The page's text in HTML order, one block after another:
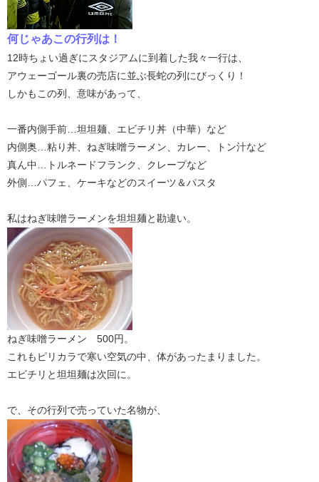
何じゃあこの行列は！
12時ちょい過ぎにスタジアムに到着した我々一行は、
アウェーゴール裏の売店に並ぶ長蛇の列にびっくり！
しかもこの列、意味があって、
一番内側手前…坦坦麺、エビチリ丼（中華）など
内側奥…粘り丼、ねぎ味噌ラーメン、カレー、トン汁など
真ん中…トルネードフランク、クレープなど
外側…パフェ、ケーキなどのスイーツ＆パスタ
私はねぎ味噌ラーメンを坦坦麺と勘違い。
ねぎ味噌ラーメン 500円。
これもピリカラで寒い空気の中、体があったまりました。
エビチリと坦坦麺は次回に。
で、その行列で売っていた名物が、